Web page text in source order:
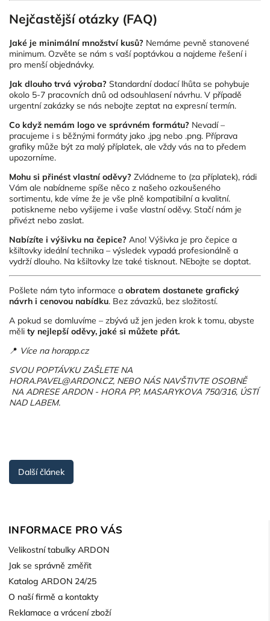
Nejčastější otázky (FAQ)
Jaké je minimální množství kusů? Nemáme pevně stanovené
minimum. Ozvěte se nám s vaší poptávkou a najdeme řešení i
pro menší objednávky.
Jak dlouho trvá výroba? Standardní dodací lhůta se pohybuje
okolo 5-7 pracovních dnů od odsouhlasení návrhu. V případě
urgentní zakázky se nás nebojte zeptat na expresní termín.
Co když nemám logo ve správném formátu? Nevadí –
pracujeme i s běžnými formáty jako .jpg nebo .png. Příprava
grafiky může být za malý příplatek, ale vždy vás na to předem
upozorníme.
Mohu si přinést vlastní oděvy? Zvládneme to (za příplatek), rádi
Vám ale nabídneme spíše něco z našeho ozkoušeného
sortimentu, kde víme že je vše plně kompatibilní a kvalitní.
potiskneme nebo vyšijeme i vaše vlastní oděvy. Stačí nám je
přivézt nebo zaslat.
Nabízíte i výšivku na čepice? Ano! Výšivka je pro čepice a
kšiltovky ideální technika – výsledek vypadá profesionálně a
vydrží dlouho. Na kšiltovky lze také tisknout. NEbojte se doptat.
Pošlete nám tyto informace a obratem dostanete grafický
návrh i cenovou nabídku. Bez závazků, bez složitostí.
A pokud se domluvíme – zbývá už jen jeden krok k tomu, abyste
měli ty nejlepší oděvy, jaké si můžete přát.
📍 Více na horapp.cz
SVOU POPTÁVKU ZAŠLETE NA
HORA.PAVEL@ARDON.CZ, NEBO NÁS NAVŠTIVTE OSOBNĚ
NA ADRESE ARDON - HORA PP, MASARYKOVA 750/316, ÚSTÍ
NAD LABEM.
Další článek
INFORMACE PRO VÁS
Velikostní tabulky ARDON
Jak se správně změřit
Katalog ARDON 24/25
O naší firmě a kontakty
Reklamace a vrácení zboží